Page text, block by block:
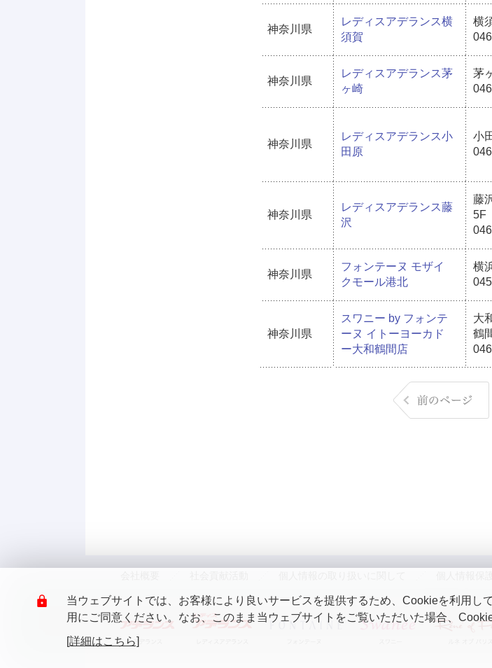
神奈川県
レディスアデランス横
須賀
横
神奈川県
レディスアデランス茅
ヶ崎
茅
神奈川県
レディスアデランス小
田原
小
神奈川県
レディスアデランス藤
沢
藤
5F
神奈川県
フォンテーヌ モザイ
クモール港北
横
神奈川県
スワニー by フォンテ
ーヌ イトーヨーカド
ー大和鶴間店
大
鶴
当ウェブサイトでは、お客様により良いサービスを提供するため、Cookieを利用
用にご同意ください。なお、このまま当ウェブサイトをご覧いただいた場合、
[詳細はこちら]